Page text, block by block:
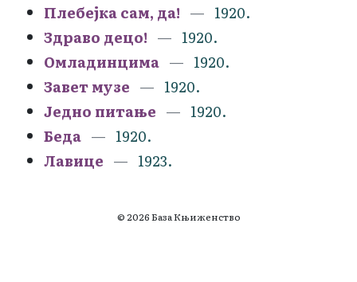
Плебејка сам, да!
1920.
Здраво децо!
1920.
Омладинцима
1920.
Завет музе
1920.
Једно питање
1920.
Беда
1920.
Лавице
1923.
© 2026 База Књиженство